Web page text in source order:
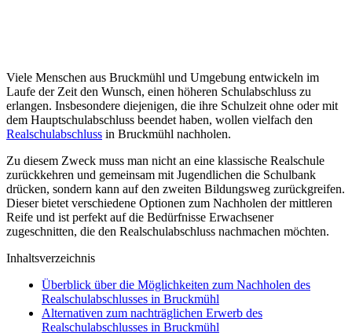
Viele Menschen aus Bruckmühl und Umgebung entwickeln im
Laufe der Zeit den Wunsch, einen höheren Schulabschluss zu
erlangen. Insbesondere diejenigen, die ihre Schulzeit ohne oder mit
dem Hauptschulabschluss beendet haben, wollen vielfach den
Realschulabschluss in Bruckmühl nachholen.
Zu diesem Zweck muss man nicht an eine klassische Realschule
zurückkehren und gemeinsam mit Jugendlichen die Schulbank
drücken, sondern kann auf den zweiten Bildungsweg zurückgreifen.
Dieser bietet verschiedene Optionen zum Nachholen der mittleren
Reife und ist perfekt auf die Bedürfnisse Erwachsener
zugeschnitten, die den Realschulabschluss nachmachen möchten.
Inhaltsverzeichnis
Überblick über die Möglichkeiten zum Nachholen des
Realschulabschlusses in Bruckmühl
Alternativen zum nachträglichen Erwerb des
Realschulabschlusses in Bruckmühl